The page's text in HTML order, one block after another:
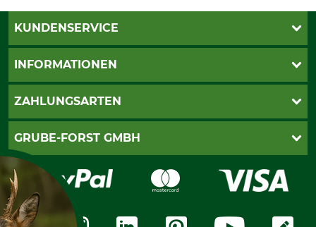
KUNDENSERVICE
Katalogbestellung
INFORMATIONEN
AGB
Widerrufsrecht
Widerrufsformular
Datenschutz
Zahlungsarten
ZAHLUNGSARTEN
PayPal
Kreditkarte
Rechnung
Vorkasse
GRUBE-FORST GMBH
Karriere
Über uns
Messetermine
Community